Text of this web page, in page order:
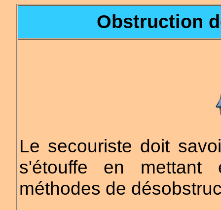
Obstruction
Le secouriste doit
s'étouffe en
méthodes de